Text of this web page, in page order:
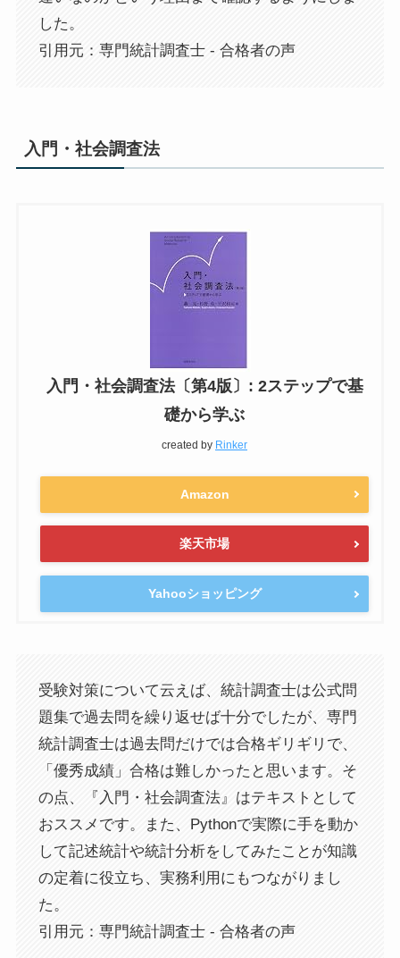
した。
引用元：専門統計調査士 - 合格者の声
入門・社会調査法
入門・社会調査法〔第4版〕: 2ステップで基
礎から学ぶ
created by Rinker
Amazon
楽天市場
Yahooショッピング
受験対策について云えば、統計調査士は公式問
題集で過去問を繰り返せば十分でしたが、専門
統計調査士は過去問だけでは合格ギリギリで、
「優秀成績」合格は難しかったと思います。そ
の点、『入門・社会調査法』はテキストとして
おススメです。また、Pythonで実際に手を動か
して記述統計や統計分析をしてみたことが知識
の定着に役立ち、実務利用にもつながりまし
た。
引用元：専門統計調査士 - 合格者の声